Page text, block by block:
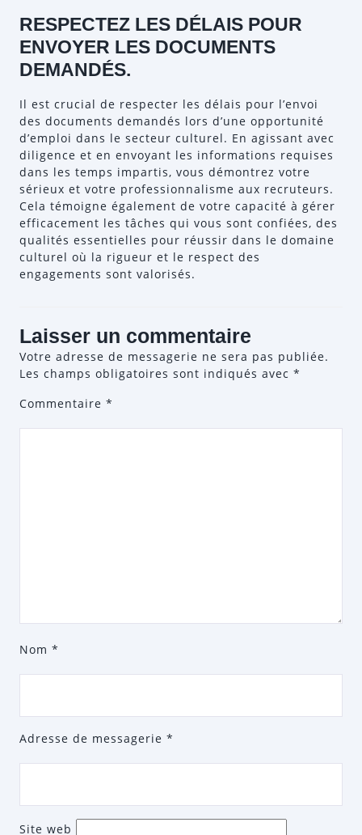
RESPECTEZ LES DÉLAIS POUR
ENVOYER LES DOCUMENTS
DEMANDÉS.
Il est crucial de respecter les délais pour l’envoi
des documents demandés lors d’une opportunité
d’emploi dans le secteur culturel. En agissant avec
diligence et en envoyant les informations requises
dans les temps impartis, vous démontrez votre
sérieux et votre professionnalisme aux recruteurs.
Cela témoigne également de votre capacité à gérer
efficacement les tâches qui vous sont confiées, des
qualités essentielles pour réussir dans le domaine
culturel où la rigueur et le respect des
engagements sont valorisés.
Laisser un commentaire
Votre adresse de messagerie ne sera pas publiée.
Les champs obligatoires sont indiqués avec *
Commentaire *
Nom *
Adresse de messagerie *
Site web